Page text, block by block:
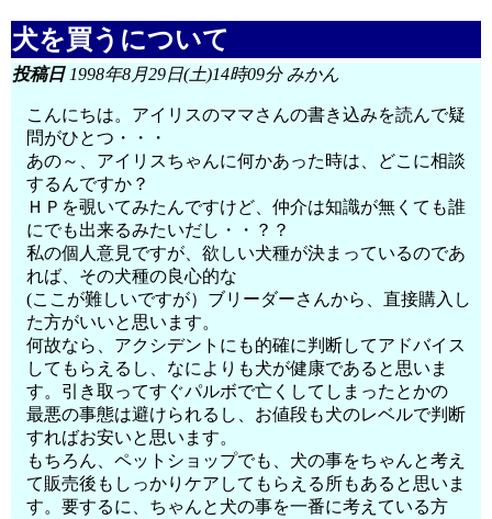
犬を買うについて
投稿日1998年8月29日(土)14時09分 みかん
こんにちは。アイリスのママさんの書き込みを読んで疑
問がひとつ・・・
あの～、アイリスちゃんに何かあった時は、どこに相談
するんですか？
ＨＰを覗いてみたんですけど、仲介は知識が無くても誰
にでも出来るみたいだし・・？？
私の個人意見ですが、欲しい犬種が決まっているのであ
れば、その犬種の良心的な
(ここが難しいですが）ブリーダーさんから、直接購入し
た方がいいと思います。
何故なら、アクシデントにも的確に判断してアドバイス
してもらえるし、なによりも犬が健康であると思いま
す。引き取ってすぐパルボで亡くしてしまったとかの
最悪の事態は避けられるし、お値段も犬のレベルで判断
すればお安いと思います。
もちろん、ペットショップでも、犬の事をちゃんと考え
て販売後もしっかりケアしてもらえる所もあると思いま
す。要するに、ちゃんと犬の事を一番に考えている方